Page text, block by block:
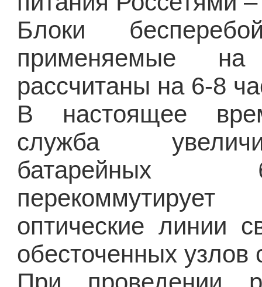
Блоки
применяемые
рассчитаны на 6-8
В настоящее
служба
оптические линии
обесточенных узлов